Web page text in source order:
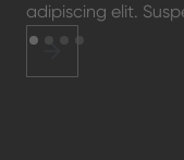
adipiscing elit.